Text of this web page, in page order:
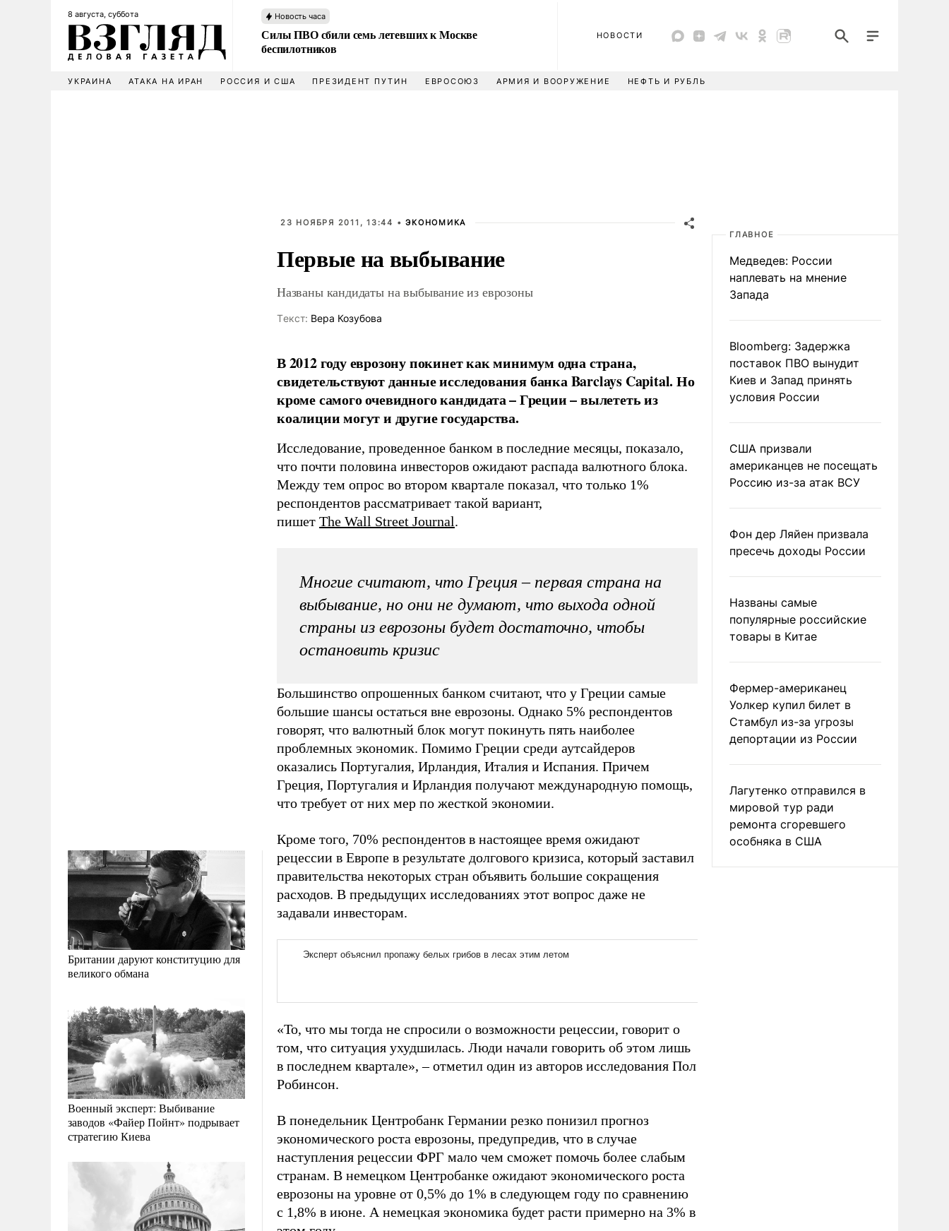
8 августа, суббота Новость часа
Силы ПВО сбили семь летевших к Москве
беспилотников
НОВОСТИ
УКРАИНА АТАКА НА ИРАН РОССИЯ И США ПРЕЗИДЕНТ ПУТИН ЕВРОСОЮЗ АРМИЯ И ВООРУЖЕНИЕ НЕФТЬ И РУБЛЬ
Британии даруют конституцию для
великого обмана
Военный эксперт: Выбивание
заводов «Файер Пойнт» подрывает
стратегию Киева
23 НОЯБРЯ 2011, 13:44 •ЭКОНОМИКА
Первые на выбывание
Названы кандидаты на выбывание из еврозоны
Tекст: Вера Козубова
В 2012 году еврозону покинет как минимум одна страна,
свидетельствуют данные исследования банка Barclays Capital. Но
кроме самого очевидного кандидата – Греции – вылететь из
коалиции могут и другие государства.
Исследование, проведенное банком в последние месяцы, показало,
что почти половина инвесторов ожидают распада валютного блока.
Между тем опрос во втором квартале показал, что только 1%
респондентов рассматривает такой вариант,
пишет The Wall Street Journal.
Многие считают, что Греция – первая страна на
выбывание, но они не думают, что выхода одной
страны из еврозоны будет достаточно, чтобы
остановить кризис
Большинство опрошенных банком считают, что у Греции самые
большие шансы остаться вне еврозоны. Однако 5% респондентов
говорят, что валютный блок могут покинуть пять наиболее
проблемных экономик. Помимо Греции среди аутсайдеров
оказались Португалия, Ирландия, Италия и Испания. Причем
Греция, Португалия и Ирландия получают международную помощь,
что требует от них мер по жесткой экономии.
Кроме того, 70% респондентов в настоящее время ожидают
рецессии в Европе в результате долгового кризиса, который заставил
правительства некоторых стран объявить большие сокращения
расходов. В предыдущих исследованиях этот вопрос даже не
задавали инвесторам.
«То, что мы тогда не спросили о возможности рецессии, говорит о
том, что ситуация ухудшилась. Люди начали говорить об этом лишь
в последнем квартале», – отметил один из авторов исследования Пол
Робинсон.
В понедельник Центробанк Германии резко понизил прогноз
экономического роста еврозоны, предупредив, что в случае
наступления рецессии ФРГ мало чем сможет помочь более слабым
странам. В немецком Центробанке ожидают экономического роста
еврозоны на уровне от 0,5% до 1% в следующем году по сравнению
с 1,8% в июне. А немецкая экономика будет расти примерно на 3% в
ГЛАВНОЕ
Медведев: России
наплевать на мнение
Запада
Bloomberg: Задержка
поставок ПВО вынудит
Киев и Запад принять
условия России
США призвали
американцев не посещать
Россию из-за атак ВСУ
Фон дер Ляйен призвала
пресечь доходы России
Названы самые
популярные российские
товары в Китае
Фермер-американец
Уолкер купил билет в
Стамбул из-за угрозы
депортации из России
Лагутенко отправился в
мировой тур ради
ремонта сгоревшего
особняка в США